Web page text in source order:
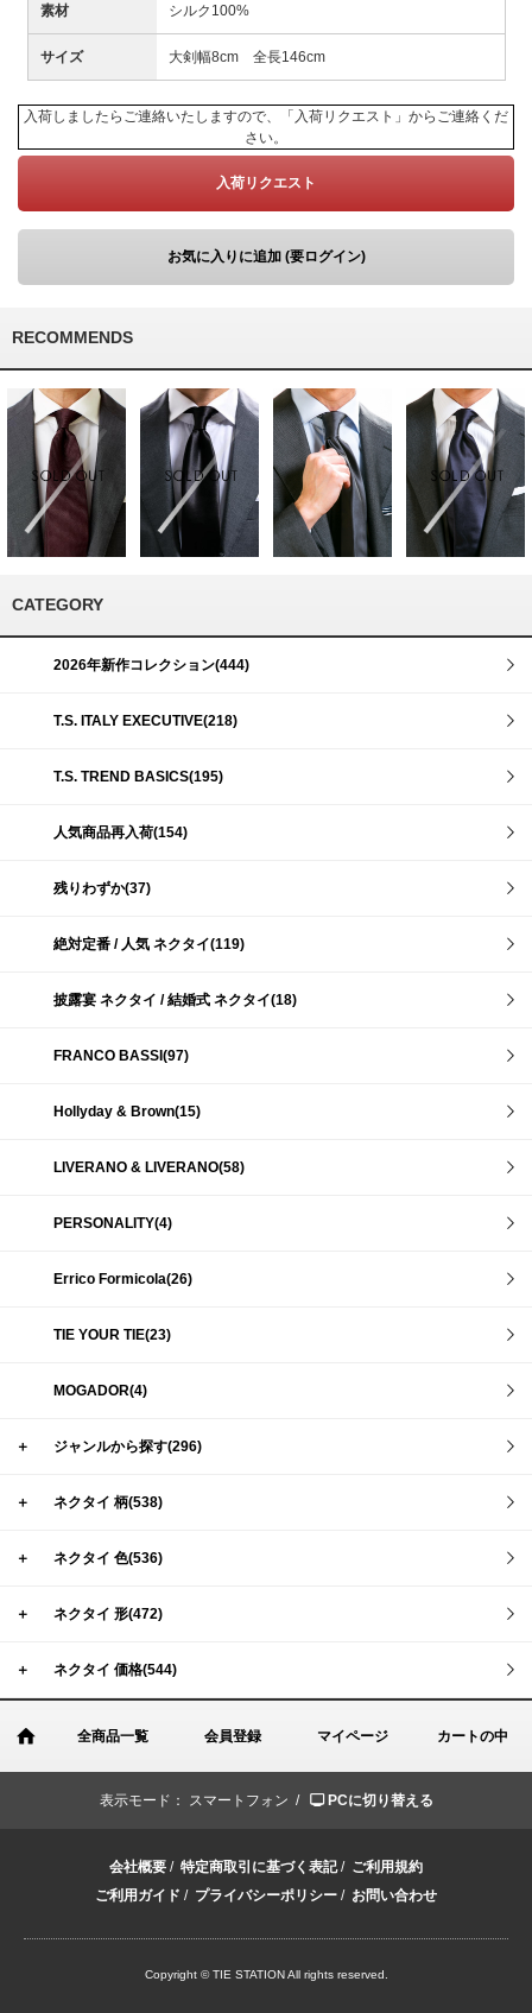
素材 シルク100%
サイズ 大剣幅8cm 全長146cm
入荷しましたらご連絡いたしますので、「入荷リクエスト」からご連絡くだ
さい。
入荷リクエスト
お気に入りに追加 (要ログイン)
RECOMMENDS
CATEGORY
2026年新作コレクション(444)
T.S. ITALY EXECUTIVE(218)
T.S. TREND BASICS(195)
人気商品再入荷(154)
残りわずか(37)
絶対定番 / 人気 ネクタイ(119)
披露宴 ネクタイ / 結婚式 ネクタイ(18)
FRANCO BASSI(97)
Hollyday & Brown(15)
LIVERANO & LIVERANO(58)
PERSONALITY(4)
Errico Formicola(26)
TIE YOUR TIE(23)
MOGADOR(4)
＋ ジャンルから探す(296)
＋ ネクタイ 柄(538)
＋ ネクタイ 色(536)
＋ ネクタイ 形(472)
＋ ネクタイ 価格(544)
全商品一覧 会員登録 マイページ カートの中
表示モード： スマートフォン / PCに切り替える
会社概要 / 特定商取引に基づく表記/ ご利用規約
ご利用ガイド / プライバシーポリシー / お問い合わせ
Copyright © TIE STATION All rights reserved.